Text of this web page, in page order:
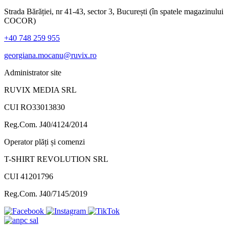
Strada Bărăției, nr 41-43, sector 3, București (în spatele magazinului
COCOR)
+40 748 259 955
georgiana.mocanu@ruvix.ro
Administrator site
RUVIX MEDIA SRL
CUI RO33013830
Reg.Com. J40/4124/2014
Operator plăți și comenzi
T-SHIRT REVOLUTION SRL
CUI 41201796
Reg.Com. J40/7145/2019